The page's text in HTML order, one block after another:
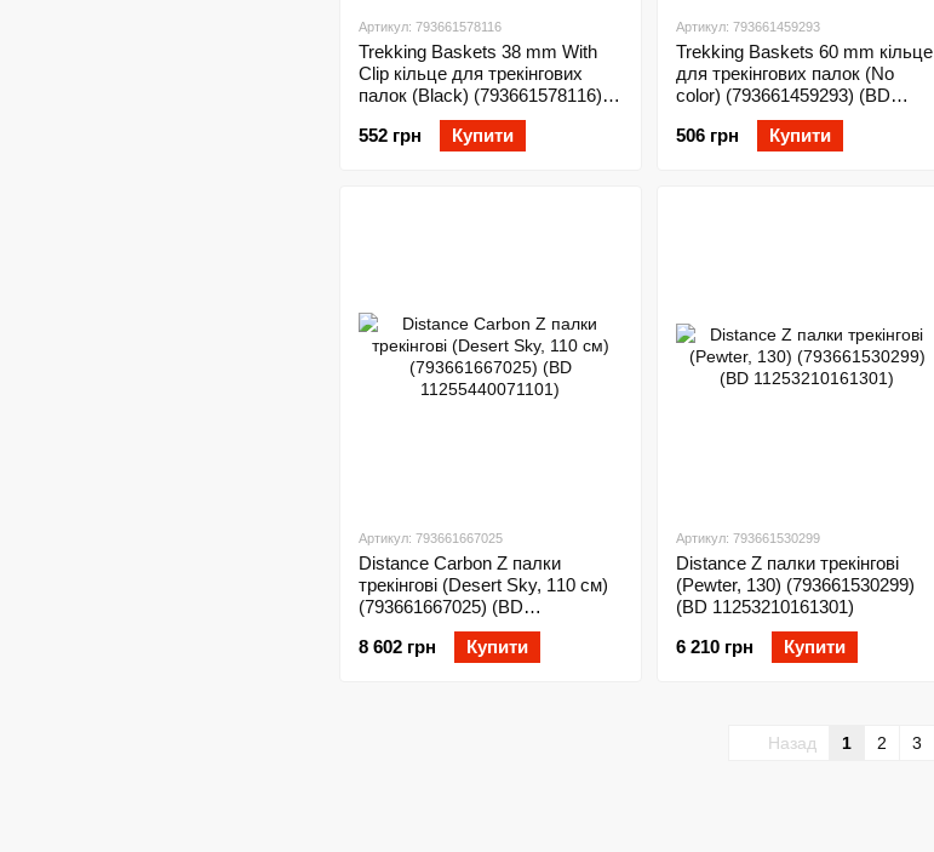
Артикул: 793661578116
Trekking Baskets 38 mm With
Clip кільце для трекінгових
палок (Black) (793661578116)
(BD 1122160002ALL1)
552 грн
Купити
Артикул: 793661459293
Trekking Baskets 60 mm кільце
для трекінгових палок (No
color) (793661459293) (BD
1122330000ALL1)
506 грн
Купити
Артикул: 793661667025
Distance Carbon Z палки
трекінгові (Desert Sky, 110 см)
(793661667025) (BD
11255440071101)
8 602 грн
Купити
Артикул: 793661530299
Distance Z палки трекінгові
(Pewter, 130) (793661530299)
(BD 11253210161301)
6 210 грн
Купити
Назад 1 2 3